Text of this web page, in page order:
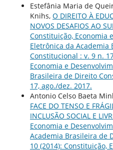
Estefânia Maria de
Knihs, O DIREITO À
NOVOS DESAFIOS AO
Constituição, Economia
Eletrônica da
Constitucional : v. 9 n.
Economia e
Brasileira de Direito
17, ago./dez. 2017.
Antonio Celso Baeta
FACE DO TENSO E
INCLUSÃO SOCIAL E
Economia e
Academia Brasileira de
10 (2014): Constituição,